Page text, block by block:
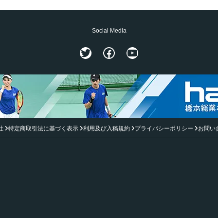
Social Media
TwitterFacebook
YouTube
特定商取引法に基づく表示 利用及び入稿規約 プライバシーポリシー お問い